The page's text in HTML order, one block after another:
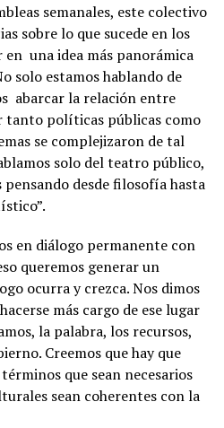
semanales, este colectivo
sobre lo que sucede en los
en una idea más panorámica
solo estamos hablando de
abarcar la relación entre
tanto políticas públicas como
se complejizaron de tal
solo del teatro público,
pensando desde filosofía hasta
en diálogo permanente con
queremos generar un
ocurra y crezca. Nos dimos
más cargo de ese lugar
la palabra, los recursos,
Creemos que hay que
que sean necesarios
sean coherentes con la